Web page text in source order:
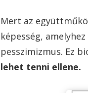
Mert az
képesség,
pesszimizmus. Ez
lehet tenni ellene.